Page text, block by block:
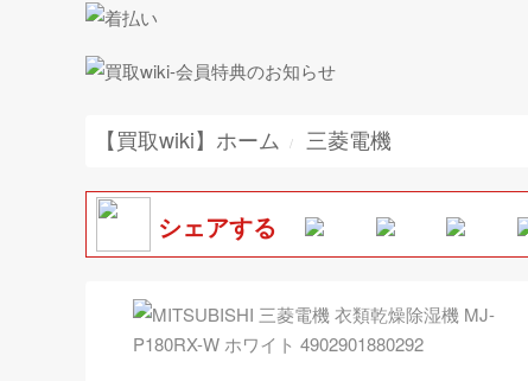
【買取wiki】ホーム 三菱電機
シェアする